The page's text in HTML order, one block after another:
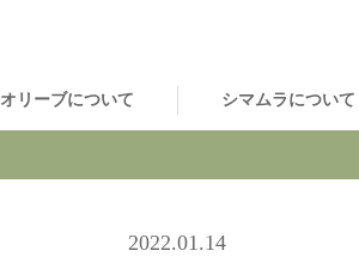
オリーブについて シマムラについて
2022.01.14